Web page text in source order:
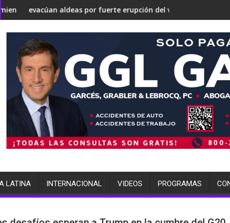
convertirse en una 'Gaza silenciosa'
el debate sobre su estrategia nuclear
aldeas por fuerte erupción del volcán de Fuegoterminó arrestada por
LATINA INTERNACIONAL VIDEOS PROGRAMAS